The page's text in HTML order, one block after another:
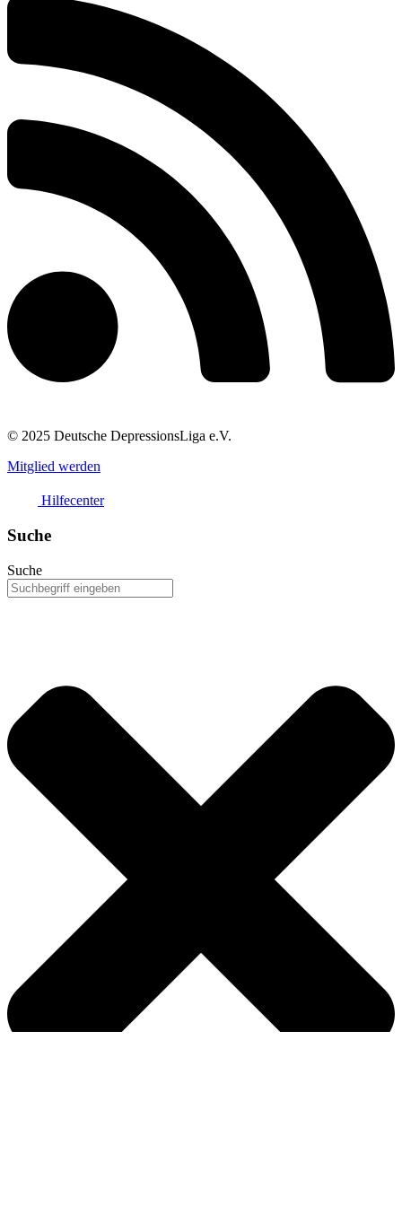
© 2025 Deutsche DepressionsLiga e.V.
Mitglied werden
Hilfecenter
Suche
Suche